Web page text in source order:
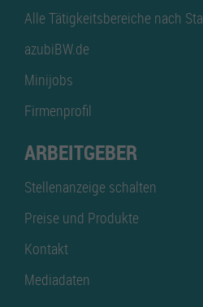
Alle Tätigkeitsbereiche nach
azubiBW.de
Minijobs
Firmenprofil
ARBEITGEBER
Stellenanzeige schalten
Preise und Produkte
Kontakt
Mediadaten